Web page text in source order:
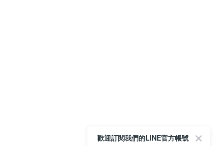
歡迎訂閱我們的LINE官方帳號